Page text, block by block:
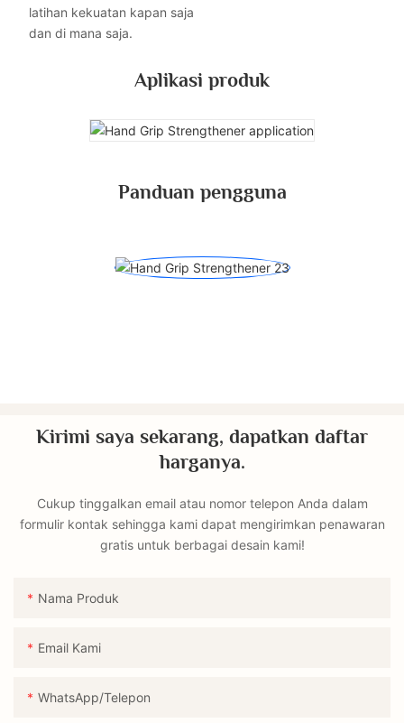
latihan kekuatan kapan saja
dan di mana saja.
Aplikasi produk
Panduan pengguna
Kirimi saya sekarang, dapatkan daftar
harganya.
Cukup tinggalkan email atau nomor telepon Anda dalam
formulir kontak sehingga kami dapat mengirimkan penawaran
gratis untuk berbagai desain kami!
Nama Produk
Email Kami
WhatsApp/Telepon